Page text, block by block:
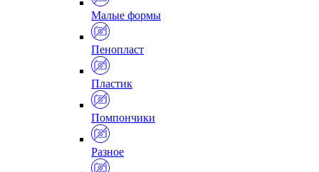
Малые формы
Пенопласт
Пластик
Помпончики
Разное